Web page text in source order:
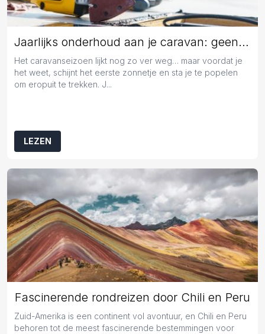
Jaarlijks onderhoud aan je caravan: geen overbodige luxe
Het caravanseizoen lijkt nog zo ver weg… maar voordat je
het weet, schijnt het eerste zonnetje en sta je te popelen
om eropuit te trekken. J...
LEZEN
Fascinerende rondreizen door Chili en Peru
Zuid-Amerika is een continent vol avontuur, en Chili en Peru
behoren tot de meest fascinerende bestemmingen voor